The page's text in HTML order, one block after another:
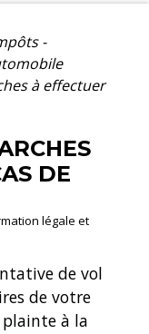
-
à effectuer
DE
légale et
de vol
de votre
plainte à la